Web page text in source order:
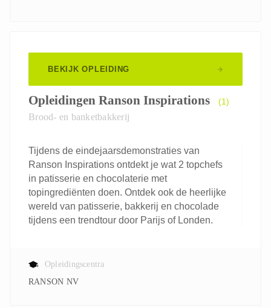
BEKIJK OPLEIDING
Opleidingen Ranson Inspirations (1)
Brood- en banketbakkerij
Tijdens de eindejaarsdemonstraties van
Ranson Inspirations ontdekt je wat 2 topchefs
in patisserie en chocolaterie met
topingrediënten doen. Ontdek ook de heerlijke
wereld van patisserie, bakkerij en chocolade
tijdens een trendtour door Parijs of Londen.
Opleidingscentra
RANSON NV